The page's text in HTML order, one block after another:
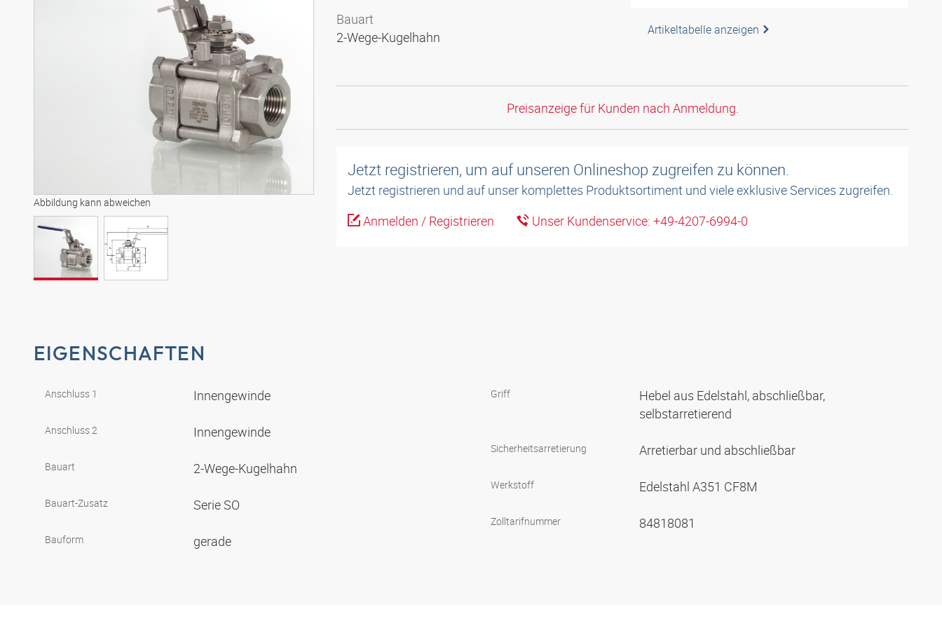
Abbildung kann abweichen
Bauart
2-Wege-Kugelhahn
Artikeltabelle anzeigen
Preisanzeige für Kunden nach Anmeldung.
Jetzt registrieren, um auf unseren Onlineshop zugreifen zu können.
Jetzt registrieren und auf unser komplettes Produktsortiment und viele exklusive Services zugreifen.
Anmelden / Registrieren
Unser Kundenservice: +49-4207-6994-0
EIGENSCHAFTEN
Anschluss 1 Innengewinde
Anschluss 2 Innengewinde
Bauart 2-Wege-Kugelhahn
Bauart-Zusatz Serie SO
Bauform gerade
Griff
Hebel aus Edelstahl, abschließbar,
selbstarretierend
Sicherheitsarretierung Arretierbar und abschließbar
Werkstoff Edelstahl A351 CF8M
Zolltarifnummer 84818081